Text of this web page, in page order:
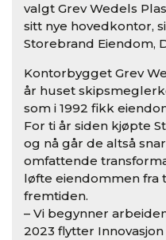
valgt Grev Wedels
sitt nye hovedkontor,
Storebrand Eiendom,
Kontorbygget Grev
år huset
som i 1992 fikk
For ti år siden kjøpte
og nå går de altså
omfattende
løfte eiendommen fra
fremtiden.
– Vi begynner
2023 flytter